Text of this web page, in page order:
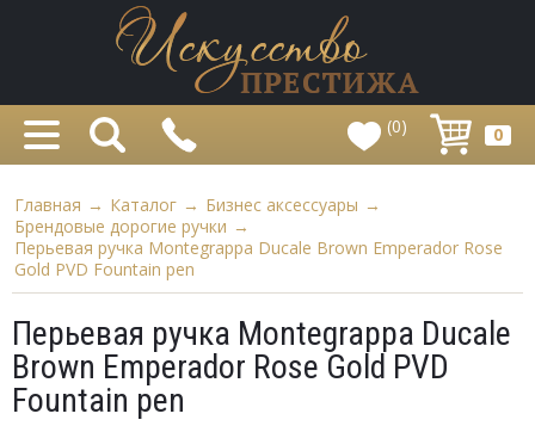
(0) 0
Главная → Каталог → Бизнес аксессуары →
Брендовые дорогие ручки →
Перьевая ручка Montegrappa Ducale Brown Emperador Rose
Gold PVD Fountain pen
Перьевая ручка Montegrappa Ducale
Brown Emperador Rose Gold PVD
Fountain pen